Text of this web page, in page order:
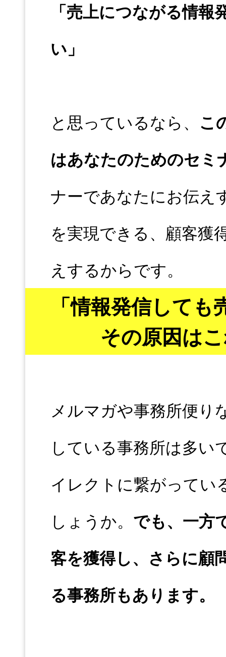
「売上につながる情
い」
と思っているなら、 こ
はあなたのためのセミ
ナーであなたにお伝え
を実現できる、顧客獲
えするからです。
「情報発信して
その原因は
メルマガや事務所便り
している事務所は多い
イレクトに繋がってい
しょうか。 でも、一方
客を獲得し、さらに顧
る事務所もあります。